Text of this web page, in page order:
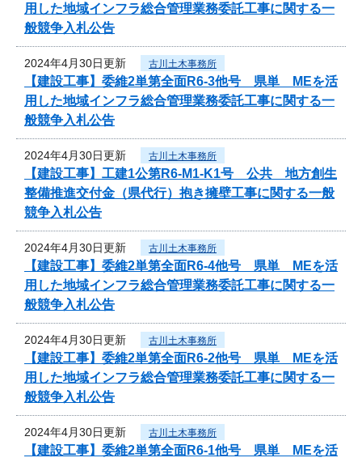
用した地域インフラ総合管理業務委託工事に関する一
般競争入札公告
2024年4月30日更新 古川土木事務所
【建設工事】委維2単第全面R6-3他号 県単 MEを活
用した地域インフラ総合管理業務委託工事に関する一
般競争入札公告
2024年4月30日更新 古川土木事務所
【建設工事】工建1公第R6-M1-K1号 公共 地方創生
整備推進交付金（県代行）抱き擁壁工事に関する一般
競争入札公告
2024年4月30日更新 古川土木事務所
【建設工事】委維2単第全面R6-4他号 県単 MEを活
用した地域インフラ総合管理業務委託工事に関する一
般競争入札公告
2024年4月30日更新 古川土木事務所
【建設工事】委維2単第全面R6-2他号 県単 MEを活
用した地域インフラ総合管理業務委託工事に関する一
般競争入札公告
2024年4月30日更新 古川土木事務所
【建設工事】委維2単第全面R6-1他号 県単 MEを活